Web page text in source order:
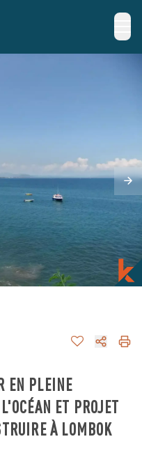
EN PLEINE
ET PROJET
À LOMBOK